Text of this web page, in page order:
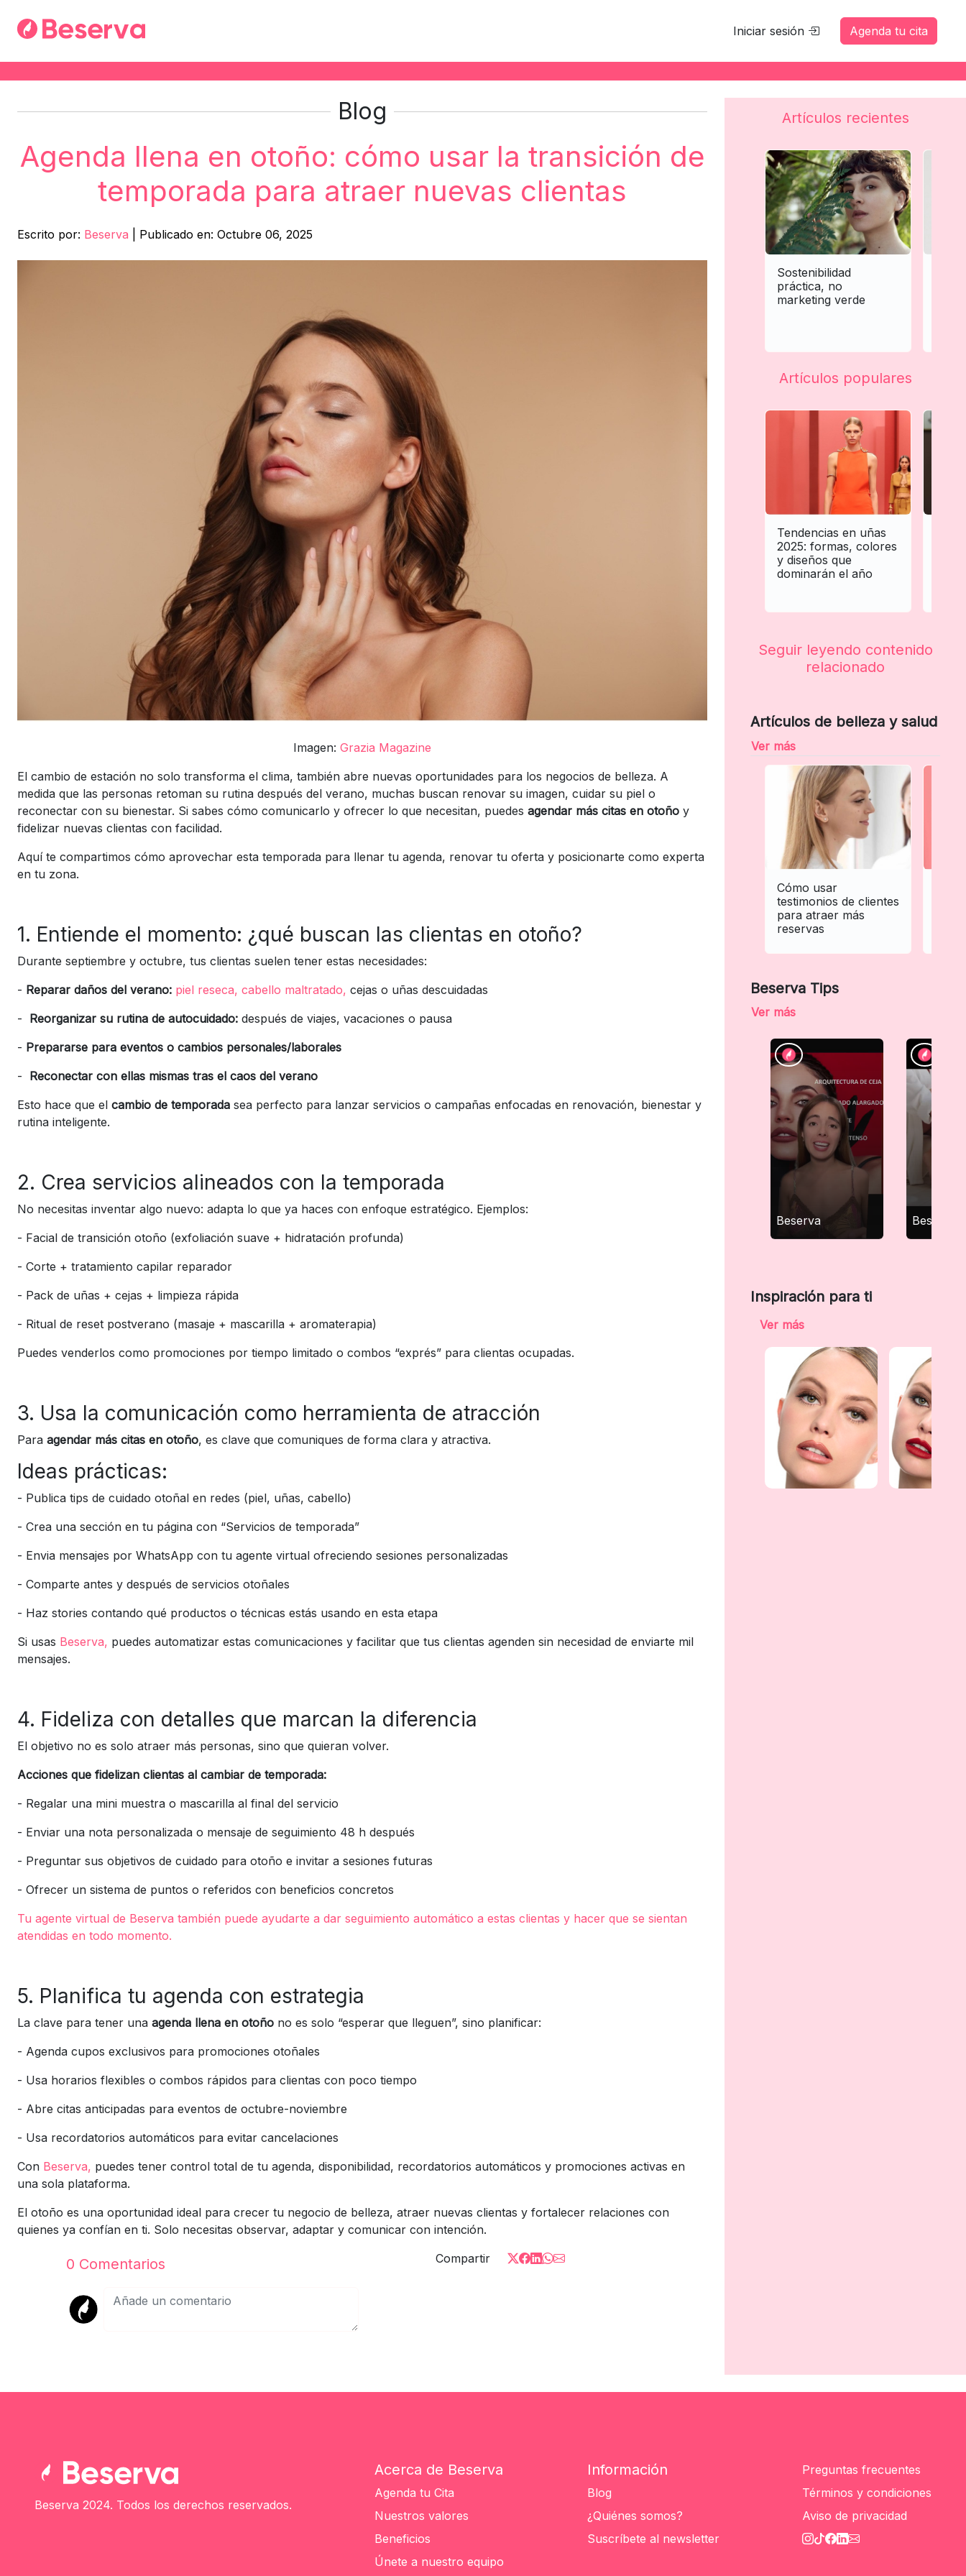
Iniciar sesión Agenda tu cita
Blog
Agenda llena en otoño: cómo usar la transición de
temporada para atraer nuevas clientas
Escrito por: Beserva Publicado en: Octubre 06, 2025
Imagen: Grazia Magazine
El cambio de estación no solo transforma el clima, también abre nuevas oportunidades para los negocios de belleza. A
medida que las personas retoman su rutina después del verano, muchas buscan renovar su imagen, cuidar su piel o
reconectar con su bienestar. Si sabes cómo comunicarlo y ofrecer lo que necesitan, puedes agendar más citas en otoño y
fidelizar nuevas clientas con facilidad.
Aquí te compartimos cómo aprovechar esta temporada para llenar tu agenda, renovar tu oferta y posicionarte como experta
en tu zona.
1. Entiende el momento: ¿qué buscan las clientas en otoño?
Durante septiembre y octubre, tus clientas suelen tener estas necesidades:
- Reparar daños del verano: piel reseca, cabello maltratado, cejas o uñas descuidadas
- Reorganizar su rutina de autocuidado: después de viajes, vacaciones o pausa
- Prepararse para eventos o cambios personales/laborales
- Reconectar con ellas mismas tras el caos del verano
Esto hace que el cambio de temporada sea perfecto para lanzar servicios o campañas enfocadas en renovación, bienestar y
rutina inteligente.
2. Crea servicios alineados con la temporada
No necesitas inventar algo nuevo: adapta lo que ya haces con enfoque estratégico. Ejemplos:
- Facial de transición otoño (exfoliación suave + hidratación profunda)
- Corte + tratamiento capilar reparador
- Pack de uñas + cejas + limpieza rápida
- Ritual de reset postverano (masaje + mascarilla + aromaterapia)
Puedes venderlos como promociones por tiempo limitado o combos “exprés” para clientas ocupadas.
3. Usa la comunicación como herramienta de atracción
Para agendar más citas en otoño, es clave que comuniques de forma clara y atractiva.
Ideas prácticas:
- Publica tips de cuidado otoñal en redes (piel, uñas, cabello)
- Crea una sección en tu página con “Servicios de temporada”
- Envia mensajes por WhatsApp con tu agente virtual ofreciendo sesiones personalizadas
- Comparte antes y después de servicios otoñales
- Haz stories contando qué productos o técnicas estás usando en esta etapa
Si usas Beserva, puedes automatizar estas comunicaciones y facilitar que tus clientas agenden sin necesidad de enviarte mil
mensajes.
4. Fideliza con detalles que marcan la diferencia
El objetivo no es solo atraer más personas, sino que quieran volver.
Acciones que fidelizan clientas al cambiar de temporada:
- Regalar una mini muestra o mascarilla al final del servicio
- Enviar una nota personalizada o mensaje de seguimiento 48 h después
- Preguntar sus objetivos de cuidado para otoño e invitar a sesiones futuras
- Ofrecer un sistema de puntos o referidos con beneficios concretos
Tu agente virtual de Beserva también puede ayudarte a dar seguimiento automático a estas clientas y hacer que se sientan
atendidas en todo momento.
5. Planifica tu agenda con estrategia
La clave para tener una agenda llena en otoño no es solo “esperar que lleguen”, sino planificar:
- Agenda cupos exclusivos para promociones otoñales
- Usa horarios flexibles o combos rápidos para clientas con poco tiempo
- Abre citas anticipadas para eventos de octubre-noviembre
- Usa recordatorios automáticos para evitar cancelaciones
Con Beserva, puedes tener control total de tu agenda, disponibilidad, recordatorios automáticos y promociones activas en
una sola plataforma.
El otoño es una oportunidad ideal para crecer tu negocio de belleza, atraer nuevas clientas y fortalecer relaciones con
quienes ya confían en ti. Solo necesitas observar, adaptar y comunicar con intención.
0 Comentarios Compartir
Artículos recientes
Sostenibilidad
práctica, no
marketing verde
Artículos populares
Tendencias en uñas
2025: formas, colores
y diseños que
dominarán el año
Seguir leyendo contenido
relacionado
Artículos de belleza y salud
Ver más
Cómo usar
testimonios de clientes
para atraer más
reservas
Beserva Tips
Ver más
Beserva Beserva
Inspiración para ti
Ver más
Beserva 2024. Todos los derechos reservados.
Acerca de Beserva
Agenda tu Cita
Nuestros valores
Beneficios
Únete a nuestro equipo
Información
Blog
¿Quiénes somos?
Suscríbete al newsletter
Preguntas frecuentes
Términos y condiciones
Aviso de privacidad